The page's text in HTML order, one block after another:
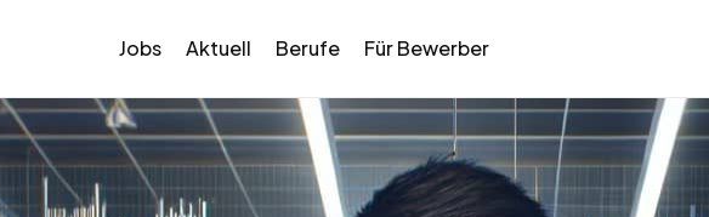
Jobs Aktuell Berufe Für Bewerber